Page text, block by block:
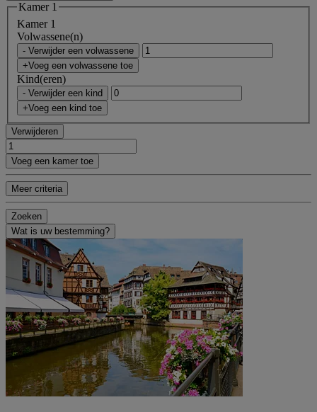
Kamer 1
Kamer 1
Volwassene(n)
- Verwijder een volwassene
+Voeg een volwassene toe
Kind(eren)
- Verwijder een kind
+Voeg een kind toe
Verwijderen
Voeg een kamer toe
Meer criteria
Zoeken
Wat is uw bestemming?